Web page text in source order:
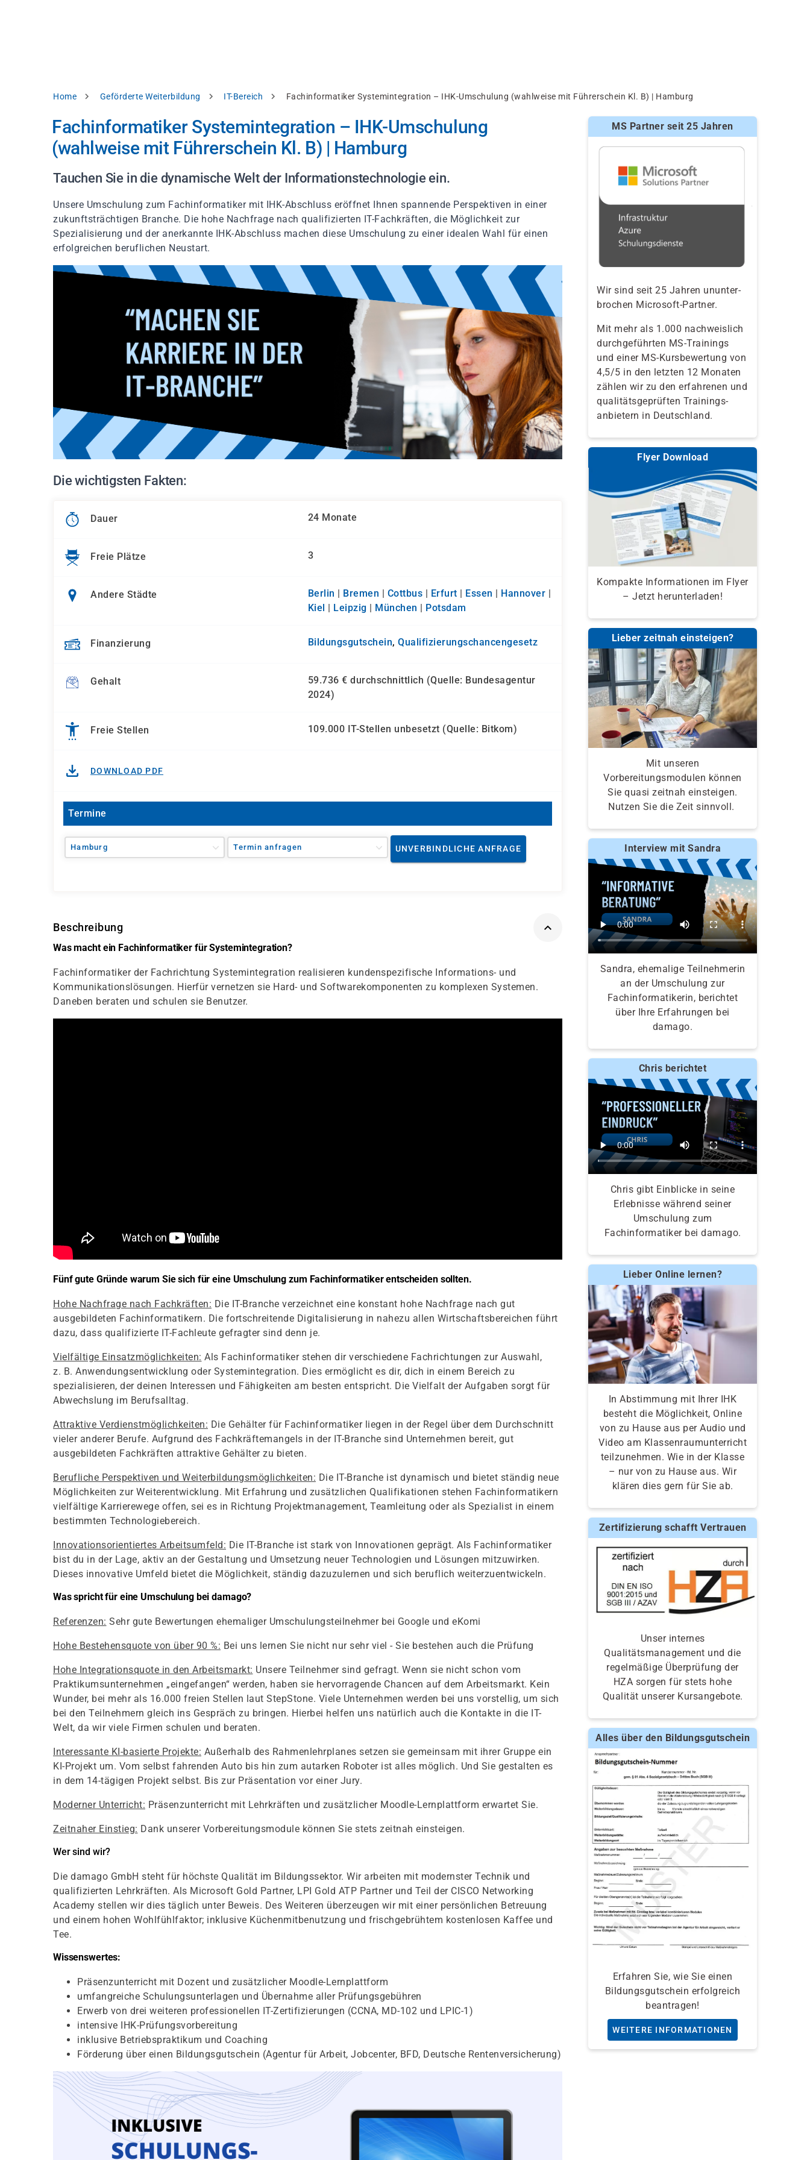
Pfadnavigation
Home Geförderte Weiterbildung IT-Bereich Fachinformatiker Systemintegration – IHK-Umschulung (wahlweise mit Führerschein Kl. B) | Hamburg
Fachinformatiker Systemintegration – IHK-Umschulung
(wahlweise mit Führerschein Kl. B) | Hamburg
Tauchen Sie in die dynamische Welt der Informationstechnologie ein.
Unsere Umschulung zum Fachinformatiker mit IHK-Abschluss eröffnet Ihnen spannende Perspektiven in einer
zukunftsträchtigen Branche. Die hohe Nachfrage nach qualifizierten IT-Fachkräften, die Möglichkeit zur
Spezialisierung und der anerkannte IHK-Abschluss machen diese Umschulung zu einer idealen Wahl für einen
erfolgreichen beruflichen Neustart.
Die wichtigsten Fakten:
Dauer 24 Monate
Freie Plätze 3
Andere Städte Berlin | Bremen | Cottbus | Erfurt | Essen | Hannover |
Kiel | Leipzig | München | Potsdam
Finanzierung Bildungsgutschein, Qualifizierungs­chancen­gesetz
Gehalt
59.736 € durchschnittlich (Quelle: Bundesagentur
2024)
Freie Stellen 109.000 IT-Stellen unbesetzt (Quelle: Bitkom)
DOWNLOAD PDF
Termine
Hamburg Termin anfragen UNVERBINDLICHE ANFRAGE
Beschreibung
Was macht ein Fachinformatiker für Systemintegration?
Fachinformatiker der Fachrichtung Systemintegration realisieren kundenspezifische Informations- und
Kommunikationslösungen. Hierfür vernetzen sie Hard- und Softwarekomponenten zu komplexen Systemen.
Daneben beraten und schulen sie Benutzer.
Fünf gute Gründe warum Sie sich für eine Umschulung zum Fachinformatiker entscheiden sollten.
Hohe Nachfrage nach Fachkräften: Die IT-Branche verzeichnet eine konstant hohe Nachfrage nach gut
ausgebildeten Fachinformatikern. Die fortschreitende Digitalisierung in nahezu allen Wirtschaftsbereichen führt
dazu, dass qualifizierte IT-Fachleute gefragter sind denn je.
Vielfältige Einsatzmöglichkeiten: Als Fachinformatiker stehen dir verschiedene Fachrichtungen zur Auswahl,
z. B. Anwendungsentwicklung oder Systemintegration. Dies ermöglicht es dir, dich in einem Bereich zu
spezialisieren, der deinen Interessen und Fähigkeiten am besten entspricht. Die Vielfalt der Aufgaben sorgt für
Abwechslung im Berufsalltag.
Attraktive Verdienstmöglichkeiten: Die Gehälter für Fachinformatiker liegen in der Regel über dem Durchschnitt
vieler anderer Berufe. Aufgrund des Fachkräftemangels in der IT-Branche sind Unternehmen bereit, gut
ausgebildeten Fachkräften attraktive Gehälter zu bieten.
Berufliche Perspektiven und Weiterbildungsmöglichkeiten: Die IT-Branche ist dynamisch und bietet ständig neue
Möglichkeiten zur Weiterentwicklung. Mit Erfahrung und zusätzlichen Qualifikationen stehen Fachinformatikern
vielfältige Karrierewege offen, sei es in Richtung Projektmanagement, Teamleitung oder als Spezialist in einem
bestimmten Technologiebereich.
Innovationsorientiertes Arbeitsumfeld: Die IT-Branche ist stark von Innovationen geprägt. Als Fachinformatiker
bist du in der Lage, aktiv an der Gestaltung und Umsetzung neuer Technologien und Lösungen mitzuwirken.
Dieses innovative Umfeld bietet die Möglichkeit, ständig dazuzulernen und sich beruflich weiterzuentwickeln.
Was spricht für eine Umschulung bei damago?
Referenzen: Sehr gute Bewertungen ehemaliger Umschulungsteilnehmer bei Google und eKomi
Hohe Bestehensquote von über 90 %: Bei uns lernen Sie nicht nur sehr viel - Sie bestehen auch die Prüfung
Hohe Integrationsquote in den Arbeitsmarkt: Unsere Teilnehmer sind gefragt. Wenn sie nicht schon vom
Praktikumsunternehmen „eingefangen“ werden, haben sie hervorragende Chancen auf dem Arbeitsmarkt. Kein
Wunder, bei mehr als 16.000 freien Stellen laut StepStone. Viele Unternehmen werden bei uns vorstellig, um sich
bei den Teilnehmern gleich ins Gespräch zu bringen. Hierbei helfen uns natürlich auch die Kontakte in die IT-
Welt, da wir viele Firmen schulen und beraten.
Interessante KI-basierte Projekte: Außerhalb des Rahmenlehrplanes setzen sie gemeinsam mit ihrer Gruppe ein
KI-Projekt um. Vom selbst fahrenden Auto bis hin zum autarken Roboter ist alles möglich. Und Sie gestalten es
in dem 14-tägigen Projekt selbst. Bis zur Präsentation vor einer Jury.
Moderner Unterricht: Präsenzunterricht mit Lehrkräften und zusätzlicher Moodle-Lernplattform erwartet Sie.
Zeitnaher Einstieg: Dank unserer Vorbereitungsmodule können Sie stets zeitnah einsteigen.
Wer sind wir?
Die damago GmbH steht für höchste Qualität im Bildungssektor. Wir arbeiten mit modernster Technik und
qualifizierten Lehrkräften. Als Microsoft Gold Partner, LPI Gold ATP Partner und Teil der CISCO Networking
Academy stellen wir dies täglich unter Beweis. Des Weiteren überzeugen wir mit einer persönlichen Betreuung
und einem hohen Wohlfühlfaktor; inklusive Küchenmitbenutzung und frischgebrühtem kostenlosen Kaffee und
Tee.
Wissenswertes:
Präsenzunterricht mit Dozent und zusätzlicher Moodle-Lernplattform
umfangreiche Schulungsunterlagen und Übernahme aller Prüfungsgebühren
Erwerb von drei weiteren professionellen IT-Zertifizierungen (CCNA, MD-102 und LPIC-1)
intensive IHK-Prüfungsvorbereitung
inklusive Betriebspraktikum und Coaching
Förderung über einen Bildungsgutschein (Agentur für Arbeit, Jobcenter, BFD, Deutsche Rentenversicherung)
MS Partner seit 25 Jahren
Wir sind seit 25 Jahren ununter-
brochen Microsoft-Partner.
Mit mehr als 1.000 nachweislich
durchgeführten MS-Trainings
und einer MS-Kursbewertung von
4,5/5 in den letzten 12 Monaten
zählen wir zu den erfahrenen und
qualitäts­geprüften Trainings­
anbietern in Deutschland.
Flyer Download
Kompakte Informationen im Flyer
– Jetzt herunterladen!
Lieber zeitnah einsteigen?
Mit unseren
Vorbereitungsmodulen können
Sie quasi zeitnah einsteigen.
Nutzen Sie die Zeit sinnvoll.
Interview mit Sandra
Sandra, ehemalige Teilnehmerin
an der Umschulung zur
Fachinformatikerin, berichtet
über Ihre Erfahrungen bei
damago.
Chris berichtet
Chris gibt Einblicke in seine
Erlebnisse während seiner
Umschulung zum
Fachinformatiker bei damago.
Lieber Online lernen?
In Abstimmung mit Ihrer IHK
besteht die Möglichkeit, Online
von zu Hause aus per Audio und
Video am Klassenraumunterricht
teilzunehmen. Wie in der Klasse
– nur von zu Hause aus. Wir
klären dies gern für Sie ab.
Zertifizierung schafft Vertrauen
Unser internes
Qualitätsmanagement und die
regelmäßige Überprüfung der
HZA sorgen für stets hohe
Qualität unserer Kursangebote.
Alles über den Bildungsgutschein
Erfahren Sie, wie Sie einen
Bildungsgutschein erfolgreich
beantragen!
WEITERE INFORMATIONEN
Einstellungen
Datenschutzhinweis